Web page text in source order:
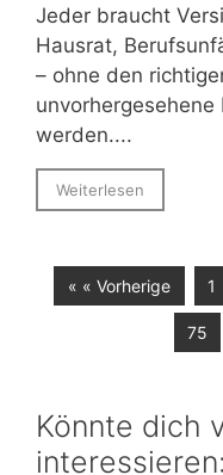
Jeder braucht
Hausrat,
– ohne den
unvorhergesehene
werden....
Weiterlesen
« « Vorherige 1
75
Könnte dich
interessieren: